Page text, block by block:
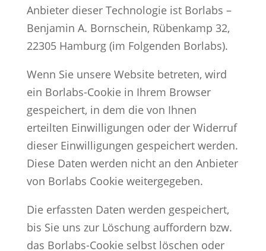
Anbieter dieser Technologie ist Borlabs –
Benjamin A. Bornschein, Rübenkamp 32,
22305 Hamburg (im Folgenden Borlabs).
Wenn Sie unsere Website betreten, wird
ein Borlabs-Cookie in Ihrem Browser
gespeichert, in dem die von Ihnen
erteilten Einwilligungen oder der Widerruf
dieser Einwilligungen gespeichert werden.
Diese Daten werden nicht an den Anbieter
von Borlabs Cookie weitergegeben.
Die erfassten Daten werden gespeichert,
bis Sie uns zur Löschung auffordern bzw.
das Borlabs-Cookie selbst löschen oder